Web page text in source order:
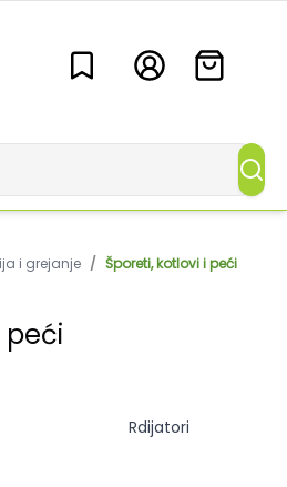
i grejanje / Šporeti, kotlovi i peći
peći
Rdijatori